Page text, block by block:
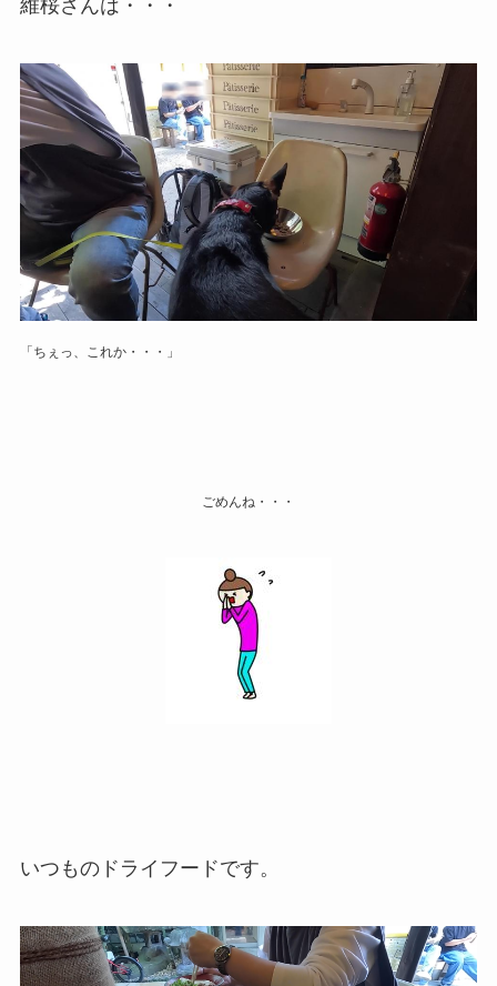
維桜さんは・・・
「ちぇっ、これか・・・」
ごめんね・・・
いつものドライフードです。